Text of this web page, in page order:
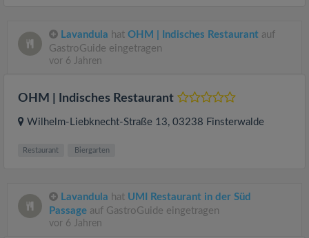
Lavandula hat OHM | Indisches Restaurant auf
GastroGuide eingetragen
vor 6 Jahren
OHM | Indisches Restaurant
Wilhelm-Liebknecht-Straße 13, 03238 Finsterwalde
Restaurant Biergarten
Lavandula hat UMI Restaurant in der Süd
Passage auf GastroGuide eingetragen
vor 6 Jahren